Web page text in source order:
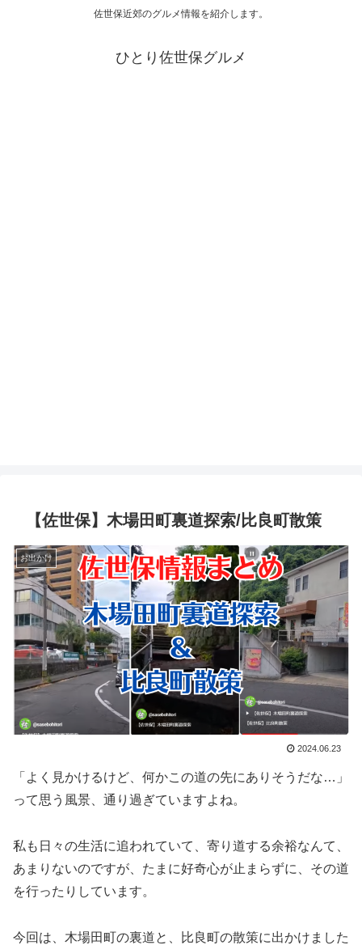
佐世保近郊のグルメ情報を紹介します。
ひとり佐世保グルメ
【佐世保】木場田町裏道探索/比良町散策
お出かけ
2024.06.23
「よく見かけるけど、何かこの道の先にありそうだな…」
って思う風景、通り過ぎていますよね。
私も日々の生活に追われていて、寄り道する余裕なんて、
あまりないのですが、たまに好奇心が止まらずに、その道
を行ったりしています。
今回は、木場田町の裏道と、比良町の散策に出かけました